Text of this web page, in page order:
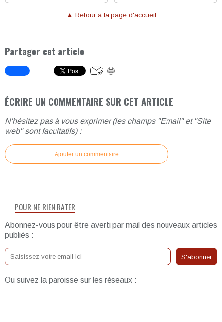
▲ Retour à la page d'accueil
Partager cet article
ÉCRIRE UN COMMENTAIRE SUR CET ARTICLE
N'hésitez pas à vous exprimer (les champs "Email" et "Site
web" sont facultatifs) :
Ajouter un commentaire
POUR NE RIEN RATER
Abonnez-vous pour être averti par mail des nouveaux articles
publiés :
Ou suivez la paroisse sur les réseaux :